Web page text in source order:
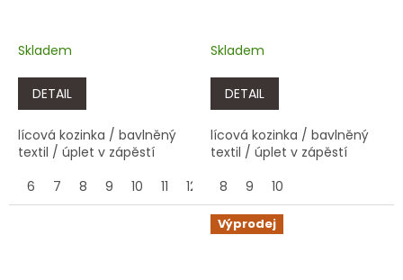
Skladem
DETAIL
lícová kozinka / bavlněný
textil / úplet v zápěstí
6
7 8 9 10 11 12
Skladem
DETAIL
lícová kozinka / bavlněný
textil / úplet v zápěstí
8
9 10
Výprodej